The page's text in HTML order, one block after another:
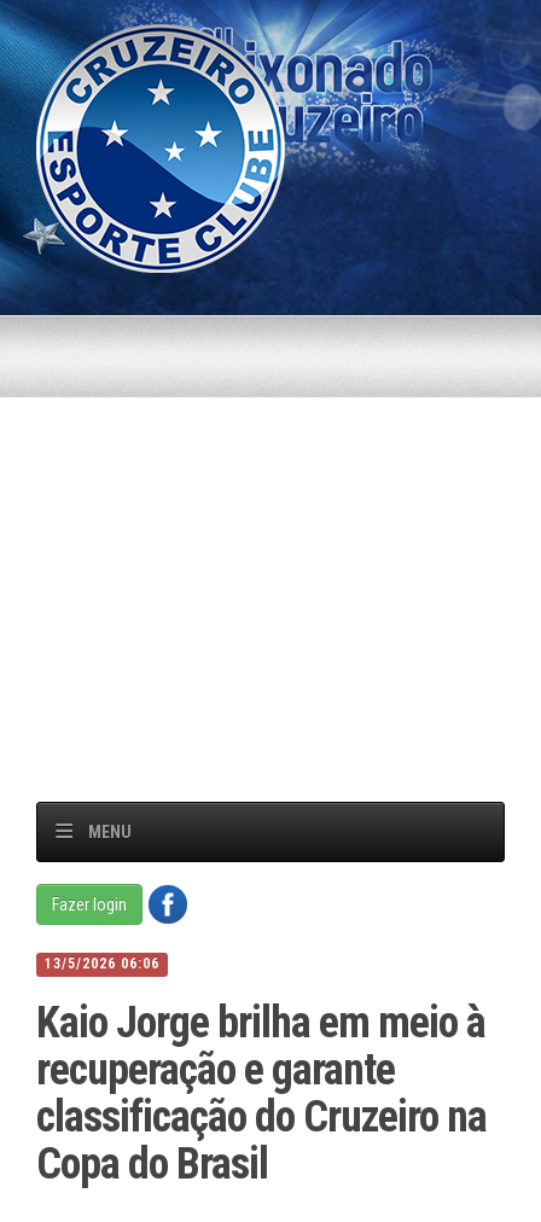
MENU
Fazer login
13/5/2026 06:06
Kaio Jorge brilha em meio à
recuperação e garante
classificação do Cruzeiro na
Copa do Brasil